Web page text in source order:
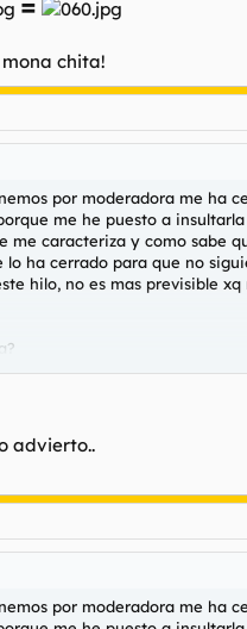
chita!
por moderadora me ha
me he puesto a
me caracteriza y como sabe
ha cerrado para que no
hilo, no es mas previsible xq
chita!
advierto..
por moderadora me ha